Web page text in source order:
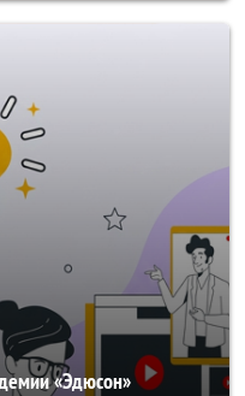
«Эдюсон»